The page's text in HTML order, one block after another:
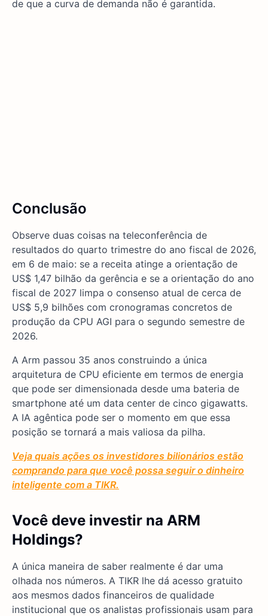
de que a curva de demanda não é garantida.
Conclusão
Observe duas coisas na teleconferência de
resultados do quarto trimestre do ano fiscal de 2026,
em 6 de maio: se a receita atinge a orientação de
US$ 1,47 bilhão da gerência e se a orientação do ano
fiscal de 2027 limpa o consenso atual de cerca de
US$ 5,9 bilhões com cronogramas concretos de
produção da CPU AGI para o segundo semestre de
2026.
A Arm passou 35 anos construindo a única
arquitetura de CPU eficiente em termos de energia
que pode ser dimensionada desde uma bateria de
smartphone até um data center de cinco gigawatts.
A IA agêntica pode ser o momento em que essa
posição se tornará a mais valiosa da pilha.
Veja quais ações os investidores bilionários estão
comprando para que você possa seguir o dinheiro
inteligente com a TIKR.
Você deve investir na ARM
Holdings?
A única maneira de saber realmente é dar uma
olhada nos números. A TIKR lhe dá acesso gratuito
aos mesmos dados financeiros de qualidade
institucional que os analistas profissionais usam para